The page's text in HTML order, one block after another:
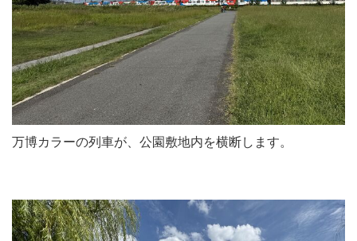
万博カラーの列車が、公園敷地内を横断します。